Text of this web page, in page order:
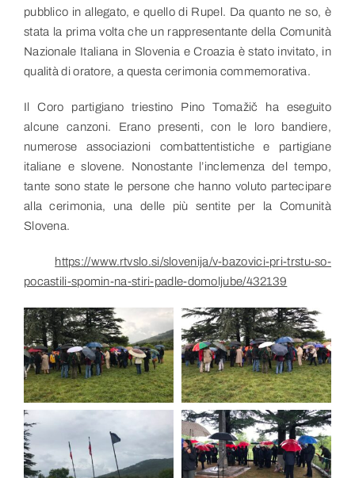
pubblico in allegato, e quello di Rupel. Da quanto ne so, è
stata la prima volta che un rappresentante della Comunità
Nazionale Italiana in Slovenia e Croazia è stato invitato, in
qualità di oratore, a questa cerimonia commemorativa.
Il Coro partigiano triestino Pino Tomažič ha eseguito
alcune canzoni. Erano presenti, con le loro bandiere,
numerose associazioni combattentistiche e partigiane
italiane e slovene. Nonostante l’inclemenza del tempo,
tante sono state le persone che hanno voluto partecipare
alla cerimonia, una delle più sentite per la Comunità
Slovena.
https://www.rtvslo.si/slovenija/v-bazovici-pri-trstu-so-
pocastili-spomin-na-stiri-padle-domoljube/432139